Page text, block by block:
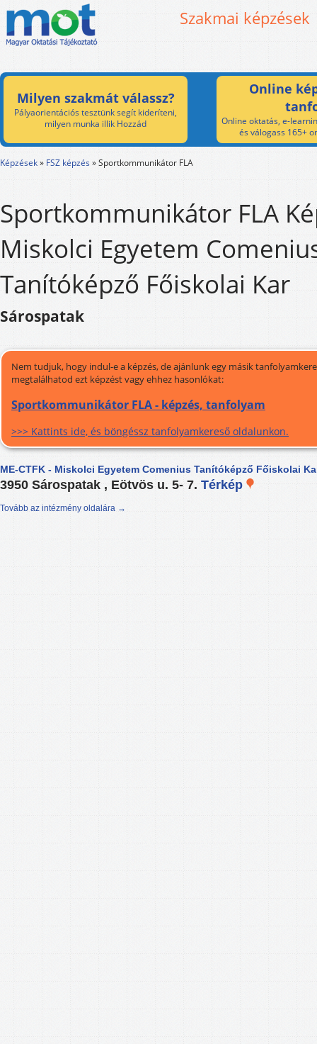
Szakmai képzések
Milyen szakmát válassz?
Pályaorientációs tesztünk segít kideríteni,
milyen munka illik Hozzád
Online
Online oktatás, e-
és válogass 165+
Képzések» FSZ képzés»Sportkommunikátor FLA
Sportkommunikátor FLA
Miskolci Egyetem
Tanítóképző Főiskolai Kar
Sárospatak
Nem tudjuk, hogy indul-e a képzés, de ajánlunk egy másik
megtalálhatod ezt képzést vagy ehhez hasonlókat:
Sportkommunikátor FLA - képzés, tanfolyam
>>> Kattints ide, és böngéssz tanfolyamkereső oldalunkon.
ME-CTFK - Miskolci Egyetem Comenius Tanítóképző Főiskolai
3950 Sárospatak , Eötvös u. 5- 7. Térkép
Tovább az intézmény oldalára →